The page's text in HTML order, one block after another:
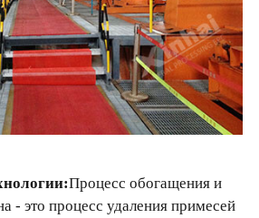
Процесс обогащения и
- это процесс удаления примесей